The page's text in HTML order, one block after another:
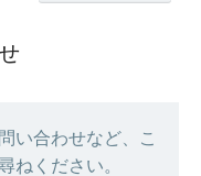
い合わせなど、こ
ねください。